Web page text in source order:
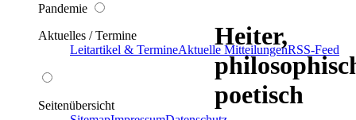
Pandemie
Aktuelles / Termine
Leitartikel & TermineAktuelle MitteilungenRSS-Feed
Seitenübersicht
Heiter,
poetisch